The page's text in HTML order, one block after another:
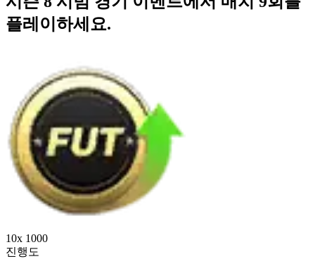
플레이하세요.
10x 1000
진행도